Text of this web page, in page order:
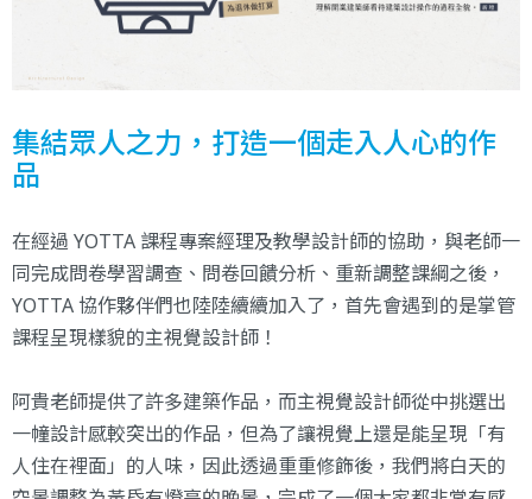
集結眾人之力，打造一個走入人心的作
品
在經過 YOTTA 課程專案經理及教學設計師的協助，與老師一
同完成問卷學習調查、問卷回饋分析、重新調整課綱之後，
YOTTA 協作夥伴們也陸陸續續加入了，首先會遇到的是掌管
課程呈現樣貌的主視覺設計師！
阿貴老師提供了許多建築作品，而主視覺設計師從中挑選出
一幢設計感較突出的作品，但為了讓視覺上還是能呈現「有
人住在裡面」的人味，因此透過重重修飾後，我們將白天的